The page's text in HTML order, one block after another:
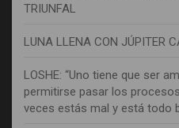
TRIUNFAL
LUNA LLENA CON JÚPITER
LOSHE: “Uno tiene que ser
permitirse pasar los
veces estás mal y está todo